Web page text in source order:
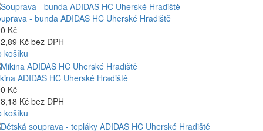
- bunda ADIDAS HC Uherské Hradiště
Kč
Kč bez DPH
košíku
ADIDAS HC Uherské Hradiště
Kč
Kč bez DPH
košíku